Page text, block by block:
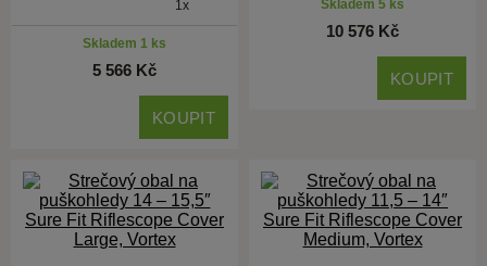
1x
Skladem 1 ks
5 566 Kč
KOUPIT
Skladem 5 ks
10 576 Kč
KOUPIT